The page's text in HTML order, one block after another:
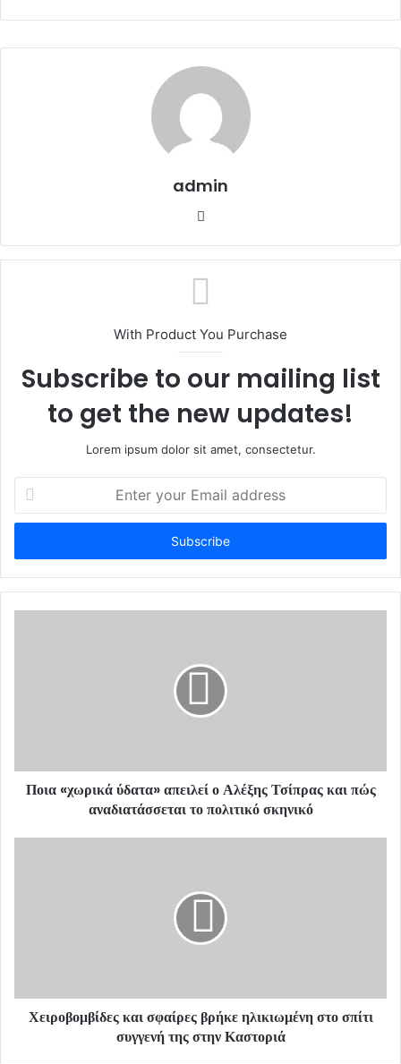
admin
b
s
i
e
With Product You Purchase
Subscribe to our mailing list
to get the new updates!
Lorem ipsum dolor sit amet, consectetur.
t
r
y
s
Ποια «χωρικά ύδατα» απειλεί ο Αλέξης Τσίπρας και πώς
αναδιατάσσεται το πολιτικό σκηνικό
Χειροβομβίδες και σφαίρες βρήκε ηλικιωμένη στο σπίτι
συγγενή της στην Καστοριά